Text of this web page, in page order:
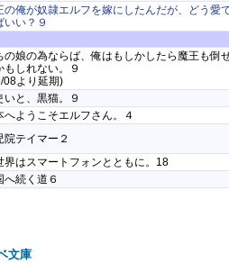
の俺が奴隷エルフを嫁にしたんだが、どう愛
いい？９
の娘の為ならば、俺はもしかしたら魔王も倒
もしれない。９
08より延期)
いと、黒猫。９
へようこそエルフさん。４
院テイマー２
界はスマートフォンとともに。18
へ続く道６
文庫